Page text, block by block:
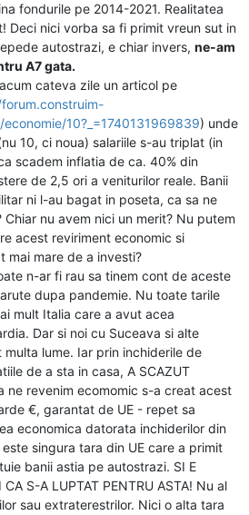
fondurile pe 2014-2021. Realitatea
Deci nici vorba sa fi primit vreun sut in
autostrazi, e chiar invers, ne-am
A7 gata.
cateva zile un articol pe
10?_=1740131969839) unde
10, ci noua) salariile s-au triplat (in
scadem inflatia de ca. 40% din
de 2,5 ori a veniturilor reale. Banii
ni l-au bagat in poseta, ca sa ne
nu avem nici un merit? Nu putem
acest reviriment economic si
mai mare de a investi?
n-ar fi rau sa tinem cont de aceste
dupa pandemie. Nu toate tarile
mult Italia care a avut acea
Dar si noi cu Suceava si alte
lume. Iar prin inchiderile de
de a sta in casa, A SCAZUT
ne revenim ecomomic s-a creat acest
€, garantat de UE - repet sa
economica datorata inchiderilor din
singura tara din UE care a primit
banii astia pe autostrazi. SI E
CA S-A LUPTAT PENTRU ASTA! Nu al
sau extraterestrilor. Nici o alta tara